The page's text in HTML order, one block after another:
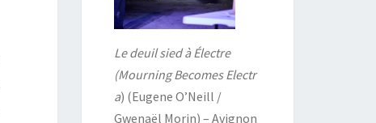
Le deuil sied à Électre
(Mourning Becomes Electr
a) (Eugene O’Neill /
Gwenaël Morin) – Avignon